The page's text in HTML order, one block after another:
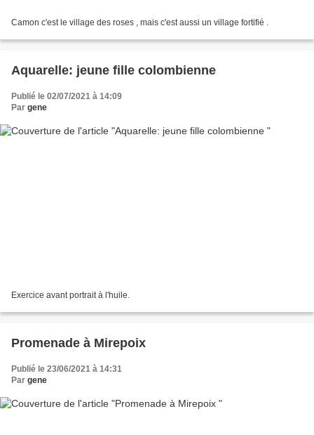
Camon c'est le village des roses , mais c'est aussi un village fortifié .
Aquarelle: jeune fille colombienne
Publié le 02/07/2021 à 14:09
Par gene
Exercice avant portrait à l'huile.
Promenade à Mirepoix
Publié le 23/06/2021 à 14:31
Par gene